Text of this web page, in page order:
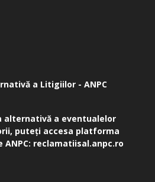
alternativă a eventualelor
puteți accesa platforma
reclamatiisal.anpc.ro